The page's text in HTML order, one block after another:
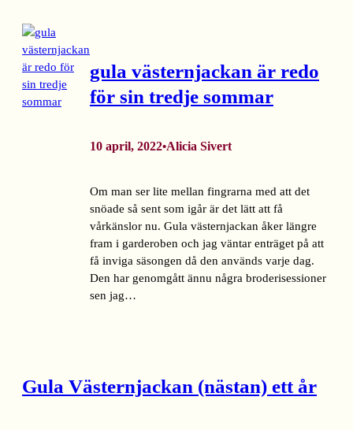
gula västernjackan är redo
för sin tredje sommar
10 april, 2022•Alicia Sivert
Om man ser lite mellan fingrarna med att det
snöade så sent som igår är det lätt att få
vårkänslor nu. Gula västernjackan åker längre
fram i garderoben och jag väntar enträget på att
få inviga säsongen då den används varje dag.
Den har genomgått ännu några broderisessioner
sen jag…
Gula Västernjackan (nästan) ett år